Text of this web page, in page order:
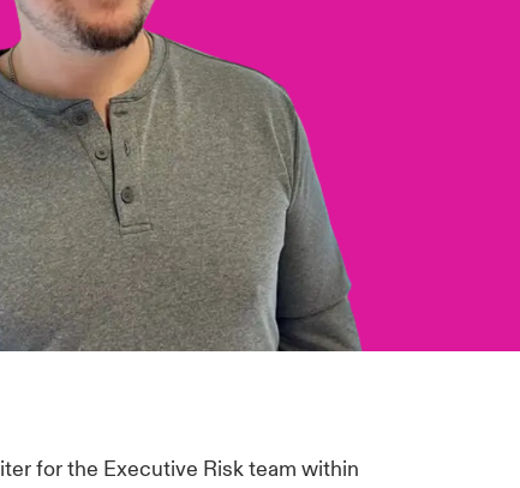
for the Executive Risk team within